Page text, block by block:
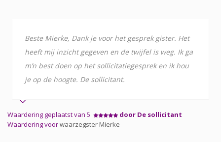
Beste Mierke, Dank je voor het gesprek gister. Het
heeft mij inzicht gegeven en de twijfel is weg. Ik ga
m’n best doen op het sollicitatiegesprek en ik hou
je op de hoogte. De sollicitant.
Waardering geplaatst van 5
door De sollicitant
Waardering voorwaarzegster Mierke